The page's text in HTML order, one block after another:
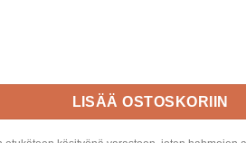
määrä
LISÄÄ OSTOSKORIIN